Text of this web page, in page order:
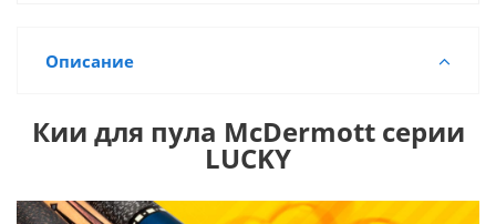
Описание
Кии для пула McDermott серии
LUCKY